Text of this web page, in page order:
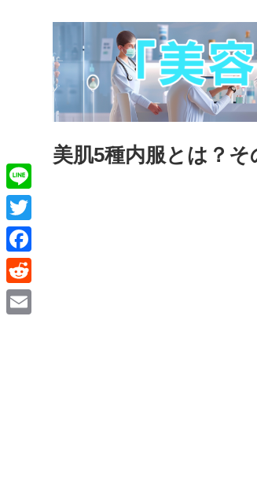
美肌5種内服とは？
L
i
n
e
T
w
i
t
F
a
c
R